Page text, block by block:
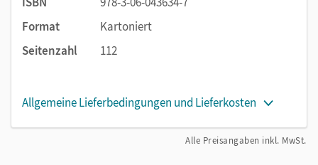
Format
Kartoniert
Seitenzahl
112
Allgemeine Lieferbedingungen und Lieferkosten
Alle Preisangaben inkl. MwSt.